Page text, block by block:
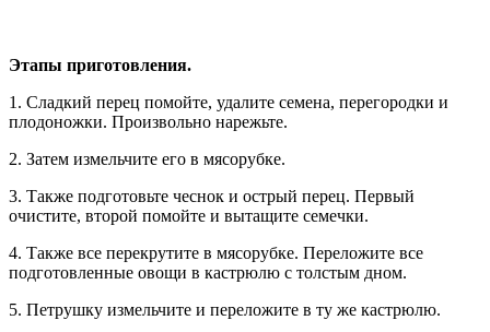
Этапы приготовления.
1. Сладкий перец помойте, удалите семена, перегородки и
плодоножки. Произвольно нарежьте.
2. Затем измельчите его в мясорубке.
3. Также подготовьте чеснок и острый перец. Первый
очистите, второй помойте и вытащите семечки.
4. Также все перекрутите в мясорубке. Переложите все
подготовленные овощи в кастрюлю с толстым дном.
5. Петрушку измельчите и переложите в ту же кастрюлю.